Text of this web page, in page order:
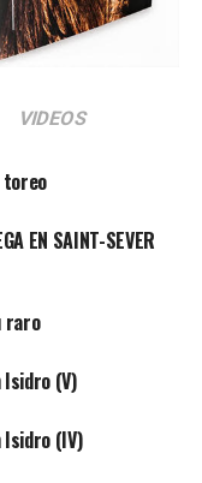
VIDEOS
toreo
EN SAINT-SEVER
raro
Isidro (V)
Isidro (IV)